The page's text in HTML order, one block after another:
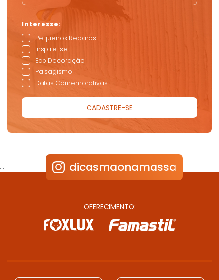
Pequenos Reparos
Inspire-se
Eco Decoração
Paisagismo
Datas Comemorativas
… dicasmaonamassa
OFERECIMENTO: